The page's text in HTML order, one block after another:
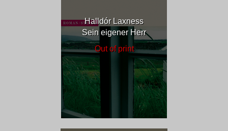
Halldór Laxness
Sein eigener Herr
Out of print